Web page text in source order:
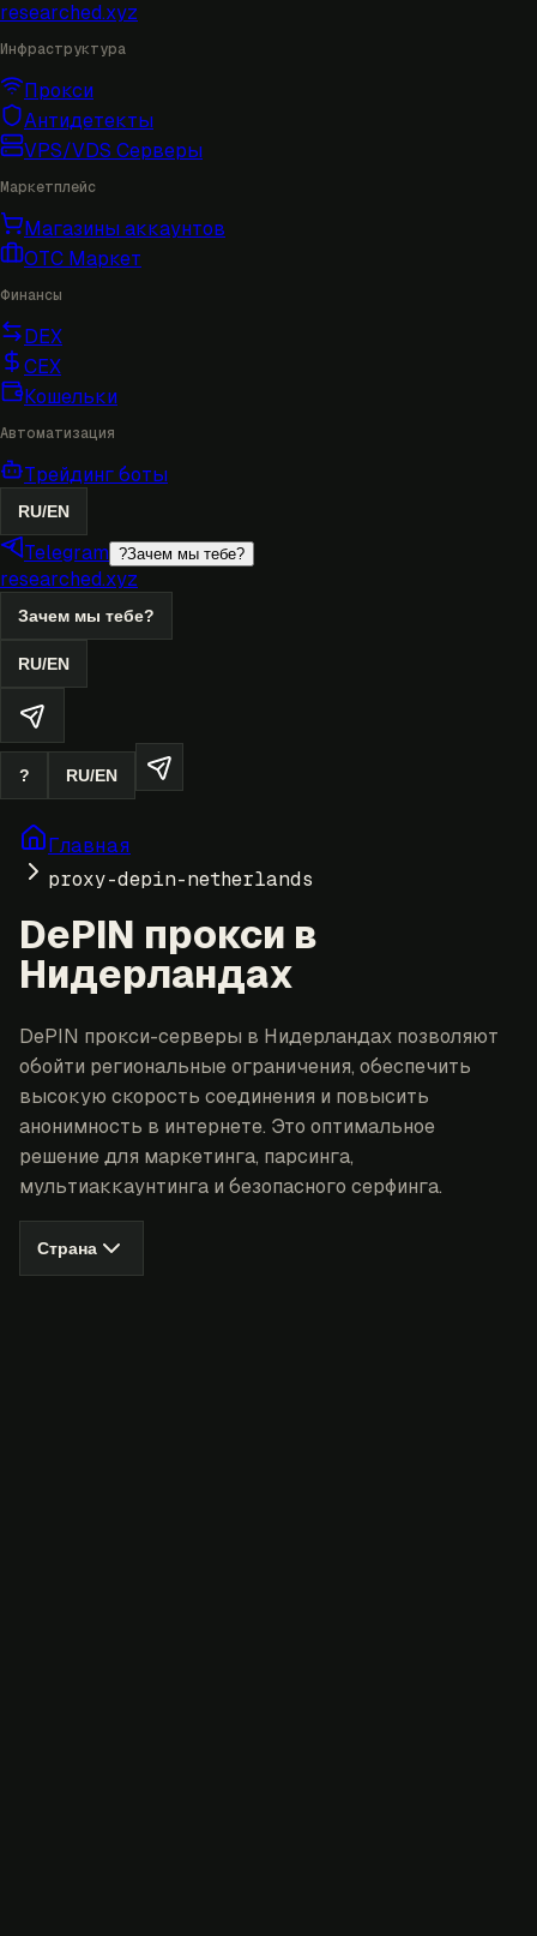
researched.xyz
Инфраструктура
Прокси
Антидетекты
VPS/VDS Серверы
Маркетплейс
Магазины аккаунтов
OTC Маркет
Финансы
DEX
CEX
Кошельки
Автоматизация
Трейдинг боты
RU/EN
Telegram ?Зачем мы тебе?
researched.xyz
Зачем мы тебе?
RU/EN
? RU/EN
Главная
proxy-depin-netherlands
DePIN прокси в
Нидерландах
DePIN прокси-серверы в Нидерландах позволяют
обойти региональные ограничения, обеспечить
высокую скорость соединения и повысить
анонимность в интернете. Это оптимальное
решение для маркетинга, парсинга,
мультиаккаунтинга и безопасного серфинга.
Страна